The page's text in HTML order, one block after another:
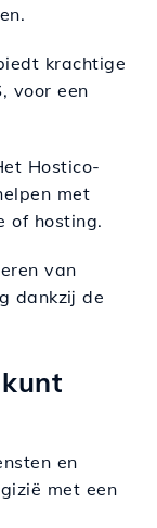
krachtige
voor een
Hostico-
met
of hosting.
van
dankzij de
en
met een